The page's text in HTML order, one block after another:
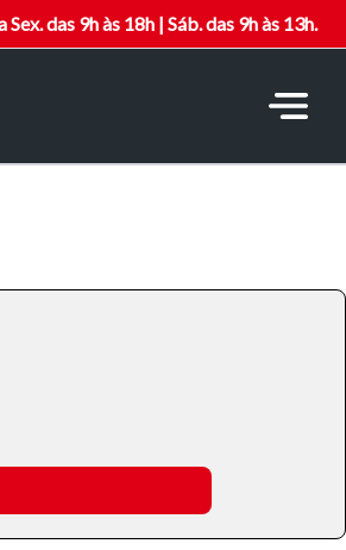
das 9h às 18h | Sáb. das 9h às 13h.